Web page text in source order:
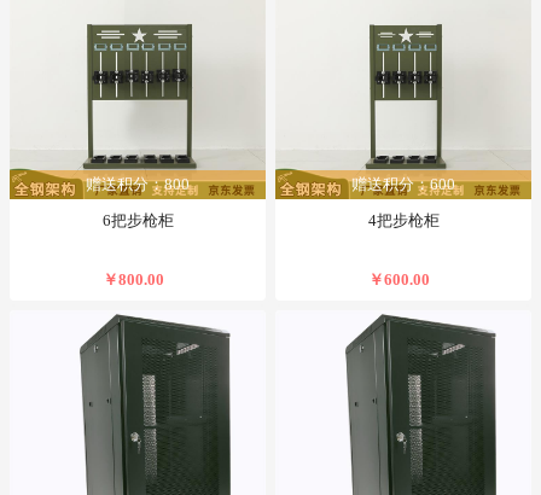
赠送积分：800
6把步枪柜
￥800.00
赠送积分：600
4把步枪柜
￥600.00